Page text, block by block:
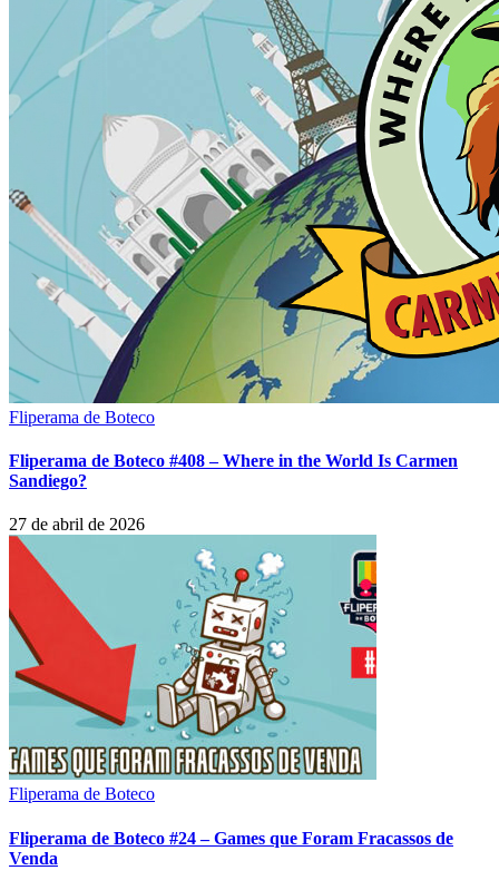
Fliperama de Boteco
Fliperama de Boteco #408 – Where in the World Is Carmen
Sandiego?
27 de abril de 2026
Fliperama de Boteco
Fliperama de Boteco #24 – Games que Foram Fracassos de
Venda